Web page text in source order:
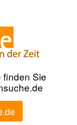
finden Sie